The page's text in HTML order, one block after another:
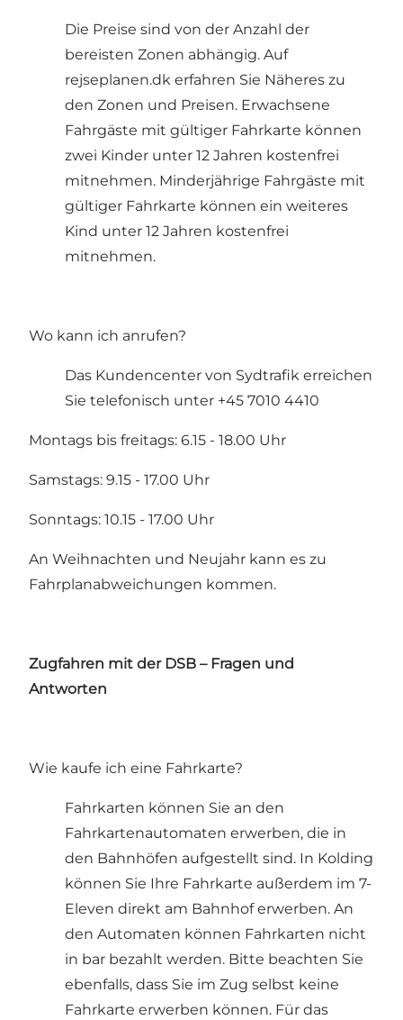
Die Preise sind von der Anzahl der
bereisten Zonen abhängig. Auf
rejseplanen.dk erfahren Sie Näheres zu
den Zonen und Preisen. Erwachsene
Fahrgäste mit gültiger Fahrkarte können
zwei Kinder unter 12 Jahren kostenfrei
mitnehmen. Minderjährige Fahrgäste mit
gültiger Fahrkarte können ein weiteres
Kind unter 12 Jahren kostenfrei
mitnehmen.
Wo kann ich anrufen?
Das Kundencenter von Sydtrafik erreichen
Sie telefonisch unter +45 7010 4410
Montags bis freitags: 6.15 - 18.00 Uhr
Samstags: 9.15 - 17.00 Uhr
Sonntags: 10.15 - 17.00 Uhr
An Weihnachten und Neujahr kann es zu
Fahrplanabweichungen kommen.
Zugfahren mit der DSB – Fragen und
Antworten
Wie kaufe ich eine Fahrkarte?
Fahrkarten können Sie an den
Fahrkartenautomaten erwerben, die in
den Bahnhöfen aufgestellt sind. In Kolding
können Sie Ihre Fahrkarte außerdem im 7-
Eleven direkt am Bahnhof erwerben. An
den Automaten können Fahrkarten nicht
in bar bezahlt werden. Bitte beachten Sie
ebenfalls, dass Sie im Zug selbst keine
Fahrkarte erwerben können. Für das